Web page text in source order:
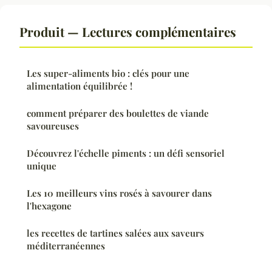
Produit — Lectures complémentaires
Les super-aliments bio : clés pour une
alimentation équilibrée !
comment préparer des boulettes de viande
savoureuses
Découvrez l'échelle piments : un défi sensoriel
unique
Les 10 meilleurs vins rosés à savourer dans
l'hexagone
les recettes de tartines salées aux saveurs
méditerranéennes